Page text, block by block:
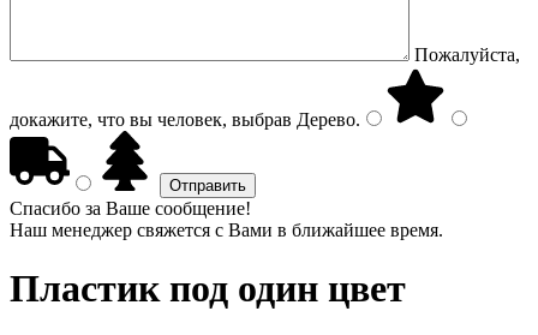
Пожалуйста,
докажите, что вы человек, выбрав Дерево.
Спасибо за Ваше сообщение!
Наш менеджер свяжется с Вами в ближайшее время.
Пластик под один цвет